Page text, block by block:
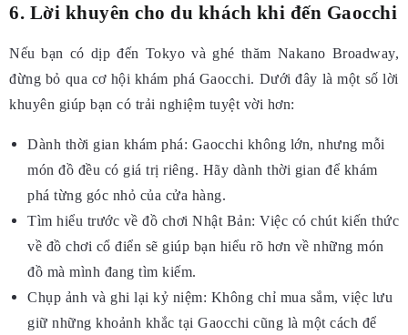
6. Lời khuyên cho du khách khi đến Gaocchi
Nếu bạn có dịp đến Tokyo và ghé thăm Nakano Broadway,
đừng bỏ qua cơ hội khám phá Gaocchi. Dưới đây là một số lời
khuyên giúp bạn có trải nghiệm tuyệt vời hơn:
Dành thời gian khám phá: Gaocchi không lớn, nhưng mỗi
món đồ đều có giá trị riêng. Hãy dành thời gian để khám
phá từng góc nhỏ của cửa hàng.
Tìm hiểu trước về đồ chơi Nhật Bản: Việc có chút kiến thức
về đồ chơi cổ điển sẽ giúp bạn hiểu rõ hơn về những món
đồ mà mình đang tìm kiếm.
Chụp ảnh và ghi lại kỷ niệm: Không chỉ mua sắm, việc lưu
giữ những khoảnh khắc tại Gaocchi cũng là một cách để